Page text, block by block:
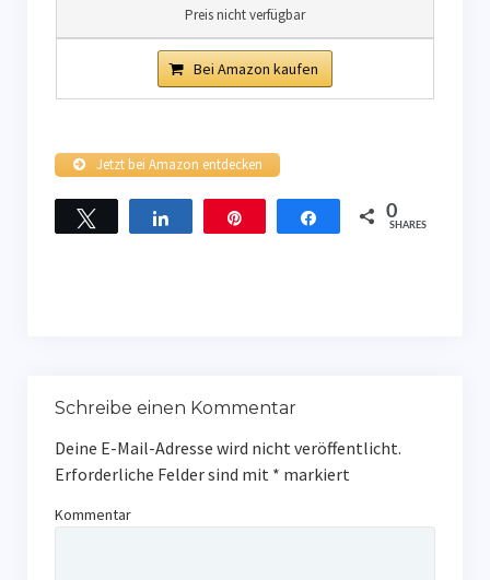
Preis nicht verfügbar
Bei Amazon kaufen
Jetzt bei Amazon entdecken
Twittern Teilen 0
SHARES
Schreibe einen Kommentar
Deine E-Mail-Adresse wird nicht veröffentlicht.
Erforderliche Felder sind mit * markiert
Kommentar